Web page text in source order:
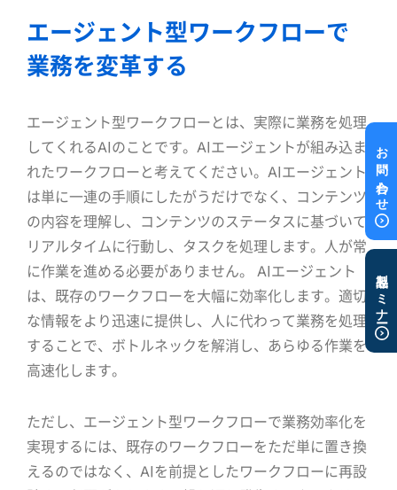
エージェント型ワークフローで
業務を変革する
エージェント型ワークフローとは、実際に業務を処理
してくれるAIのことです。AIエージェントが組み込ま
れたワークフローと考えてください。AIエージェント
は単に一連の手順にしたがうだけでなく、コンテンツ
の内容を理解し、コンテンツのステータスに基づいて
リアルタイムに行動し、タスクを処理します。人が常
に作業を進める必要がありません。 AIエージェント
は、既存のワークフローを大幅に効率化します。適切
な情報をより迅速に提供し、人に代わって業務を処理
することで、ボトルネックを解消し、あらゆる作業を
高速化します。
ただし、エージェント型ワークフローで業務効率化を
実現するには、既存のワークフローをただ単に置き換
えるのではなく、AIを前提としたワークフローに再設
お問い合わせ
製品セミナー